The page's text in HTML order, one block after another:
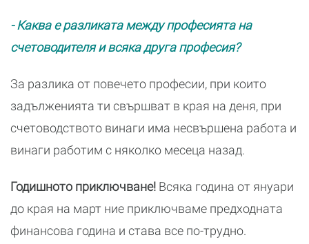
- Каква е разликата между професията на
счетоводителя и всяка друга професия?
За разлика от повечето професии, при които
задълженията ти свършват в края на деня, при
счетоводството винаги има несвършена работа и
винаги работим с няколко месеца назад.
Годишното приключване! Всяка година от януари
до края на март ние приключваме предходната
финансова година и става все по-трудно.